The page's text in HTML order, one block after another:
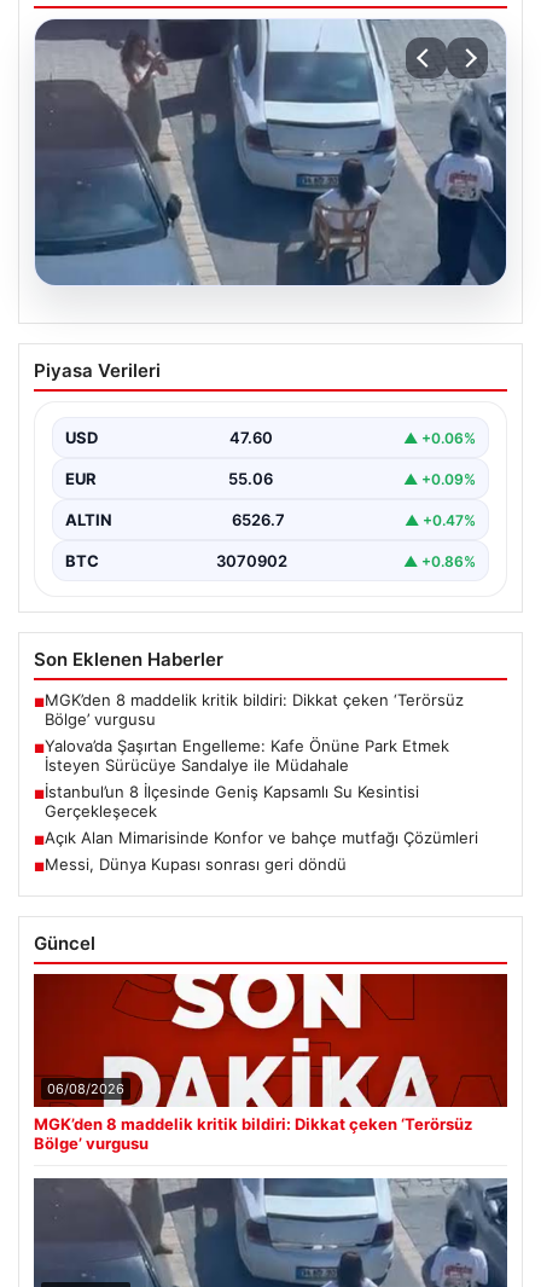
05.08.2026
Yalova’da Şaşırtan Engelleme: Kafe
Önüne Park Etmek İsteyen Sürücüye
Yalova'da yaşanan sıra dışı bir olay, gündeme damgasını
Piyasa Verileri
USD 47.60 ▲ +0.06%
EUR 55.06 ▲ +0.09%
ALTIN 6526.7 ▲ +0.47%
BTC 3070902 ▲ +0.86%
Son Eklenen Haberler
■MGK’den 8 maddelik kritik bildiri: Dikkat çeken ‘Terörsüz
Bölge’ vurgusu
■Yalova’da Şaşırtan Engelleme: Kafe Önüne Park Etmek
İsteyen Sürücüye Sandalye ile Müdahale
■İstanbul’un 8 İlçesinde Geniş Kapsamlı Su Kesintisi
Gerçekleşecek
■Açık Alan Mimarisinde Konfor ve bahçe mutfağı Çözümleri
■Messi, Dünya Kupası sonrası geri döndü
Güncel
06/08/2026
MGK’den 8 maddelik kritik bildiri: Dikkat çeken ‘Terörsüz
Bölge’ vurgusu